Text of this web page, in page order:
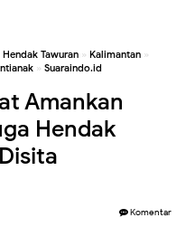
Hendak Tawuran » Kalimantan »
» Suaraindo.id
Amankan
Hendak
Komentar